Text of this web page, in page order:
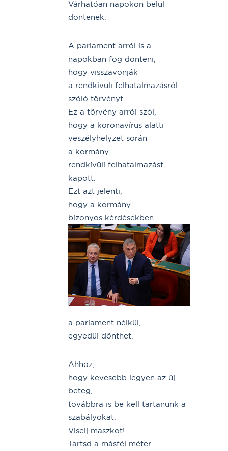
Várhatóan napokon belül
döntenek.
A parlament arról is a
napokban fog dönteni,
hogy visszavonják
a rendkívüli felhatalmazásról
szóló törvényt.
Ez a törvény arról szól,
hogy a koronavírus alatti
veszélyhelyzet során
a kormány
rendkívüli felhatalmazást
kapott.
Ezt azt jelenti,
hogy a kormány
bizonyos kérdésekben
a parlament nélkül,
egyedül dönthet.
Ahhoz,
hogy kevesebb legyen az új
beteg,
továbbra is be kell tartanunk a
szabályokat.
Viselj maszkot!
Tartsd a másfél méter